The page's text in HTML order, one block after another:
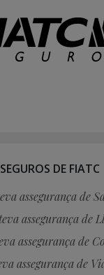
SEGUROS DE FIATC
assegurança de
assegurança de
assegurança de
assegurança de